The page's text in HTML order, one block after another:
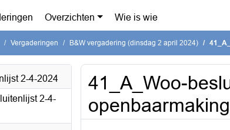
Overzichten Wie is wie
Vergaderingen B&W vergadering (dinsdag 2 april 2024)
2-4-2024
2-4-
41_A_Woo-